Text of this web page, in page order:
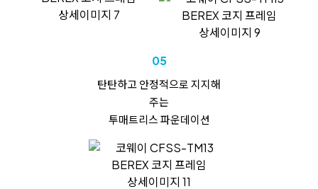
05
탄탄하고 안정적으로 지지해
주는
투매트리스 파운데이션